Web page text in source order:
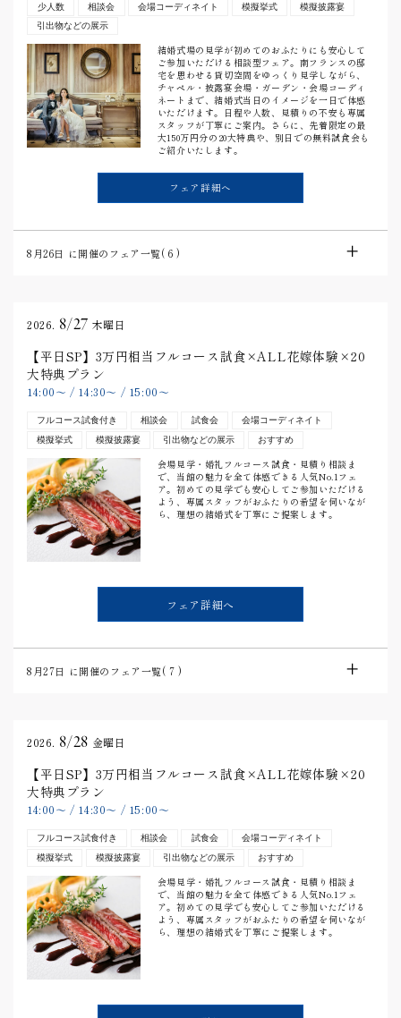
少人数 相談会 会場コーディネイト 模擬挙式
模擬披露宴
引出物などの展示
結婚式場の見学が初めてのおふたりにも安心して
ご参加いただける相談型フェア。南フランスの邸
宅を思わせる貸切空間をゆっくり見学しながら、
チャペル・披露宴会場・ガーデン・会場コーディ
ネートまで、結婚式当日のイメージを一日で体感
いただけます。日程や人数、見積りの不安も専属
スタッフが丁寧にご案内。さらに、先着限定の最
大150万円分の20大特典や、別日での無料試食会も
ご紹介いたします。
フェア詳細へ
8月26日 に開催のフェア一覧(6 )
2026. 8/27 木曜日
【平日SP】3万円相当フルコース試食×ALL花嫁体験×20
大特典プラン
14:00〜 / 14:30〜 / 15:00〜
フルコース試食付き 相談会 試食会
会場コーディネイト
模擬挙式
模擬披露宴 引出物などの展示 おすすめ
会場見学・婚礼フルコース試食・見積り相談ま
で、当館の魅力を全て体感できる人気No.1フェ
ア。初めての見学でも安心してご参加いただける
よう、専属スタッフがおふたりの希望を伺いなが
ら、理想の結婚式を丁寧にご提案します。
フェア詳細へ
8月27日 に開催のフェア一覧(7 )
2026. 8/28 金曜日
【平日SP】3万円相当フルコース試食×ALL花嫁体験×20
大特典プラン
14:00〜 / 14:30〜 / 15:00〜
フルコース試食付き 相談会 試食会
会場コーディネイト
模擬挙式
模擬披露宴 引出物などの展示 おすすめ
会場見学・婚礼フルコース試食・見積り相談ま
で、当館の魅力を全て体感できる人気No.1フェ
ア。初めての見学でも安心してご参加いただける
よう、専属スタッフがおふたりの希望を伺いなが
ら、理想の結婚式を丁寧にご提案します。